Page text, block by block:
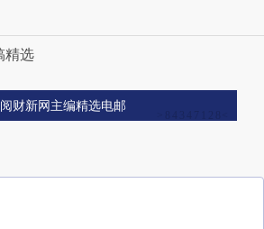
精选
财新网主编精选电邮